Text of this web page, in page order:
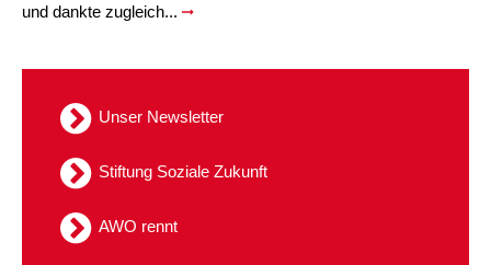
und dankte zugleich...
Unser Newsletter
Stiftung Soziale Zukunft
AWO rennt